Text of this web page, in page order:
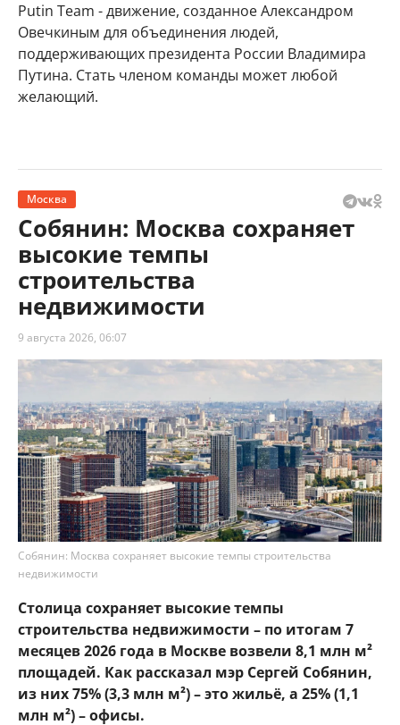
Putin Team - движение, созданное Александром
Овечкиным для объединения людей,
поддерживающих президента России Владимира
Путина. Стать членом команды может любой
желающий.
Москва
Собянин: Москва сохраняет
высокие темпы
строительства
недвижимости
9 августа 2026, 06:07
Собянин: Москва сохраняет высокие темпы строительства
недвижимости
Столица сохраняет высокие темпы
строительства недвижимости – по итогам 7
месяцев 2026 года в Москве возвели 8,1 млн м²
площадей. Как рассказал мэр Сергей Собянин,
из них 75% (3,3 млн м²) – это жильё, а 25% (1,1
млн м²) – офисы.